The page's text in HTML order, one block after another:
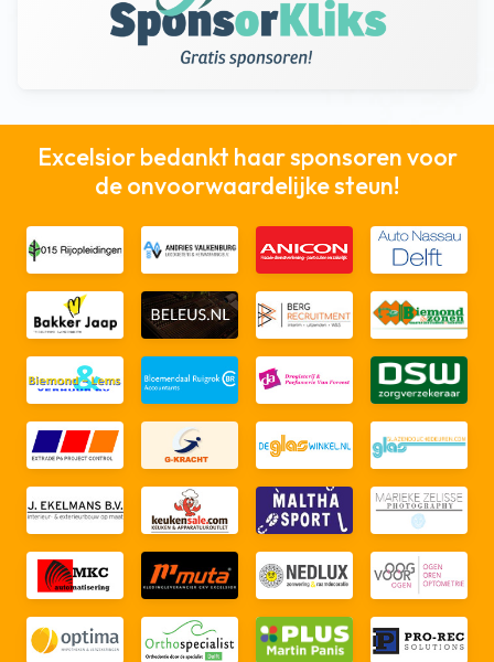
Excelsior bedankt haar sponsoren voor
de onvoorwaardelijke steun!